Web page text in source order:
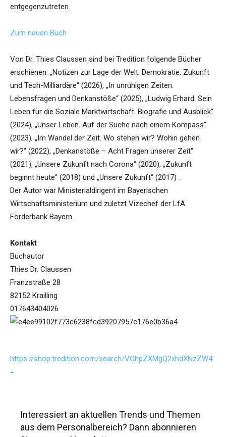
entgegenzutreten.
Zum neuen Buch
Von Dr. Thies Claussen sind bei Tredition folgende Bücher
erschienen: „Notizen zur Lage der Welt. Demokratie, Zukunft
und Tech-Milliardäre“ (2026), „In unruhigen Zeiten.
Lebensfragen und Denkanstöße“ (2025), „Ludwig Erhard. Sein
Leben für die Soziale Marktwirtschaft. Biografie und Ausblick“
(2024), „Unser Leben. Auf der Suche nach einem Kompass“
(2023), „Im Wandel der Zeit. Wo stehen wir? Wohin gehen
wir?“ (2022), „Denkanstöße – Acht Fragen unserer Zeit“
(2021), „Unsere Zukunft nach Corona“ (2020), „Zukunft
beginnt heute“ (2018) und „Unsere Zukunft“ (2017) .
Der Autor war Ministerialdirigent im Bayerischen
Wirtschaftsministerium und zuletzt Vizechef der LfA
Förderbank Bayern.
Kontakt
Buchautor
Thies Dr. Claussen
Franzstraße 28
82152 Krailling
017643404026
https://shop.tredition.com/search/VGhpZXMgQ2xhdXNzZW4
=
Interessiert an aktuellen Trends und Themen
aus dem Personalbereich? Dann abonnieren